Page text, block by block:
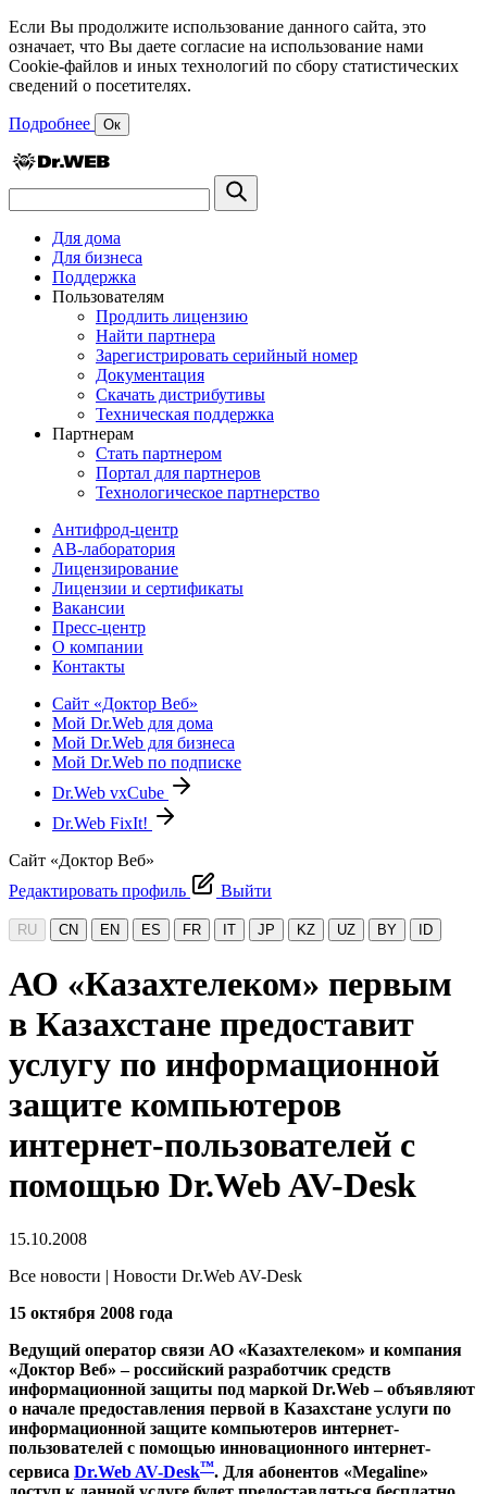
Если Вы продолжите использование данного сайта, это
означает, что Вы даете согласие на использование нами
Cookie-файлов и иных технологий по сбору статистических
сведений о посетителях.
Подробнее Ок
Для дома
Для бизнеса
Поддержка
Пользователям
Продлить лицензию
Найти партнера
Зарегистрировать серийный номер
Документация
Скачать дистрибутивы
Техническая поддержка
Партнерам
Стать партнером
Портал для партнеров
Технологическое партнерство
Антифрод-центр
АВ-лаборатория
Лицензирование
Лицензии и сертификаты
Вакансии
Пресс-центр
О компании
Контакты
Сайт «Доктор Веб»
Мой Dr.Web для дома
Мой Dr.Web для бизнеса
Мой Dr.Web по подписке
Dr.Web vxCube
Dr.Web FixIt!
Сайт «Доктор Веб»
Редактировать профиль
Выйти
RU CN EN ES FR IT JP KZ UZ BY ID
АО «Казахтелеком» первым
в Казахстане предоставит
услугу по информационной
защите компьютеров
интернет-пользователей с
помощью Dr.Web AV-Desk
15.10.2008
Все новости | Новости Dr.Web AV-Desk
15 октября 2008 года
Ведущий оператор связи АО «Казахтелеком» и компания
«Доктор Веб» – российский разработчик средств
информационной защиты под маркой Dr.Web – объявляют
о начале предоставления первой в Казахстане услуги по
информационной защите компьютеров интернет-
пользователей с помощью инновационного интернет-
сервиса Dr.Web AV-Desk™. Для абонентов «Megaline»